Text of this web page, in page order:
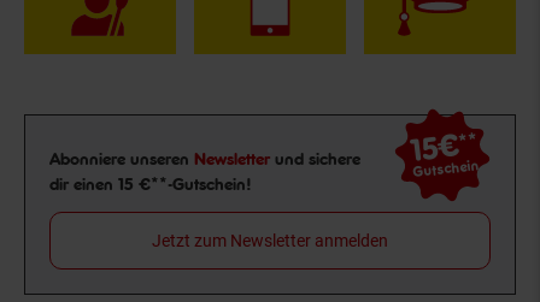
Newsletter Anmeldung
Abonniere unseren Newsletter und sichere
dir einen 15 €**-Gutschein!
15€**
Gutschein
Jetzt zum Newsletter anmelden